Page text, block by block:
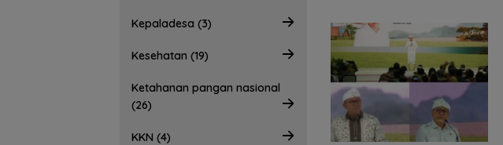
Kepaladesa (3)
Kesehatan (19)
Ketahanan pangan nasional
(26)
KKN (4)